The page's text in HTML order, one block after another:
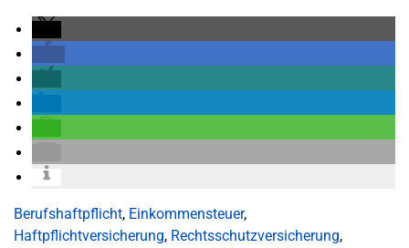
Berufshaftpflicht, Einkommensteuer,
Haftpflichtversicherung, Rechtsschutzversicherung,